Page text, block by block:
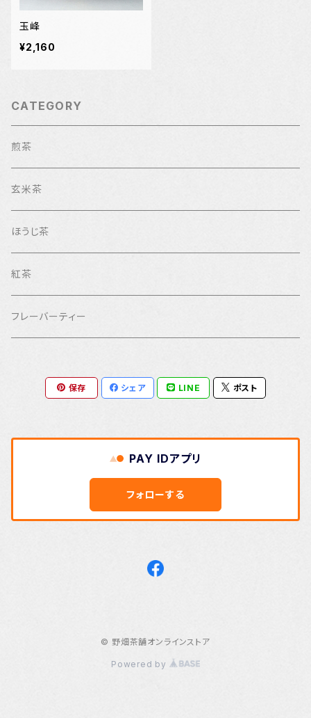
玉峰
¥2,160
CATEGORY
煎茶
玄米茶
ほうじ茶
紅茶
フレーバーティー
保存 シェア LINE ポスト
PAY IDアプリ
フォローする
© 野畑茶舗オンラインストア
Powered by